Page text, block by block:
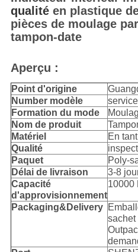
qualitéen plastique
pièces de moulage
tampon-date
Aperçu :
Point d'origine
Number modèle
Formation du mode
Nom de produit
Matériel
En
Qualité
Paquet
Poly-
Délai de livraison
3-8
Capacité
d'approvisionnement
10000
Packaging&Delivery
sachet